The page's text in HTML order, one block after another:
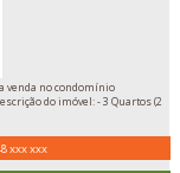
venda no condomínio
xxx xxx